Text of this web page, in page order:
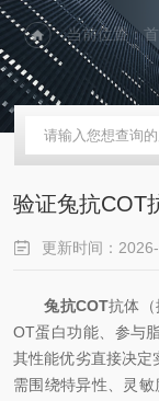
当前位置：
验证兔抗COT
更新时间：
兔抗COT抗体（
OT蛋白功能、参与
其性能优劣直接决定
需围绕特异性、灵敏